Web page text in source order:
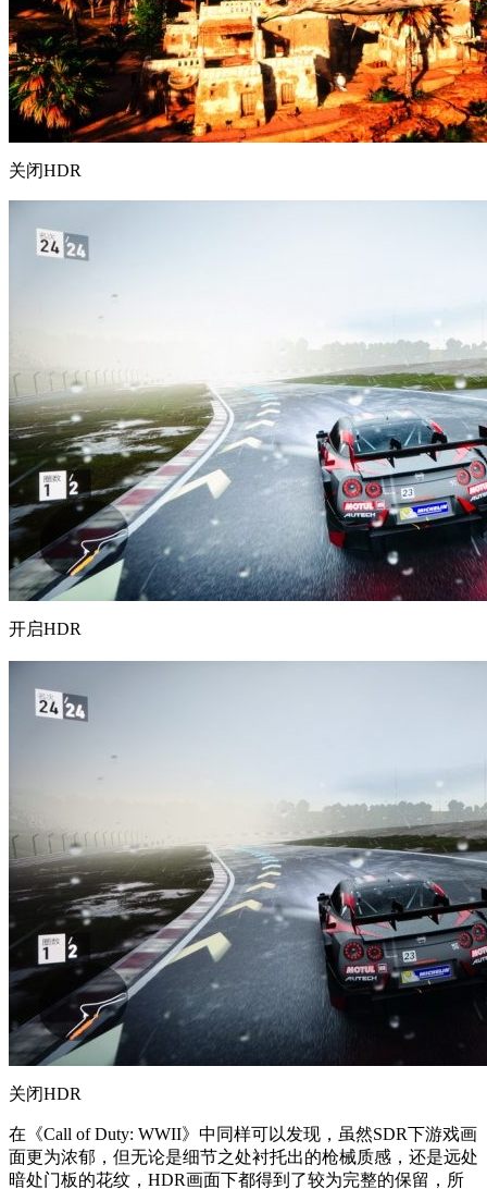
关闭HDR
开启HDR
关闭HDR
在《Call of Duty: WWII》中同样可以发现，虽然SDR下游戏画
面更为浓郁，但无论是细节之处衬托出的枪械质感，还是远处
暗处门板的花纹，HDR画面下都得到了较为完整的保留，所